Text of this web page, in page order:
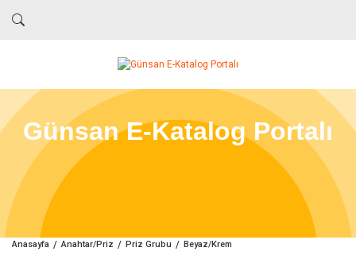
Günsan E-Katalog Portalı
Anasayfa Anahtar/Priz Priz Grubu Beyaz/Krem